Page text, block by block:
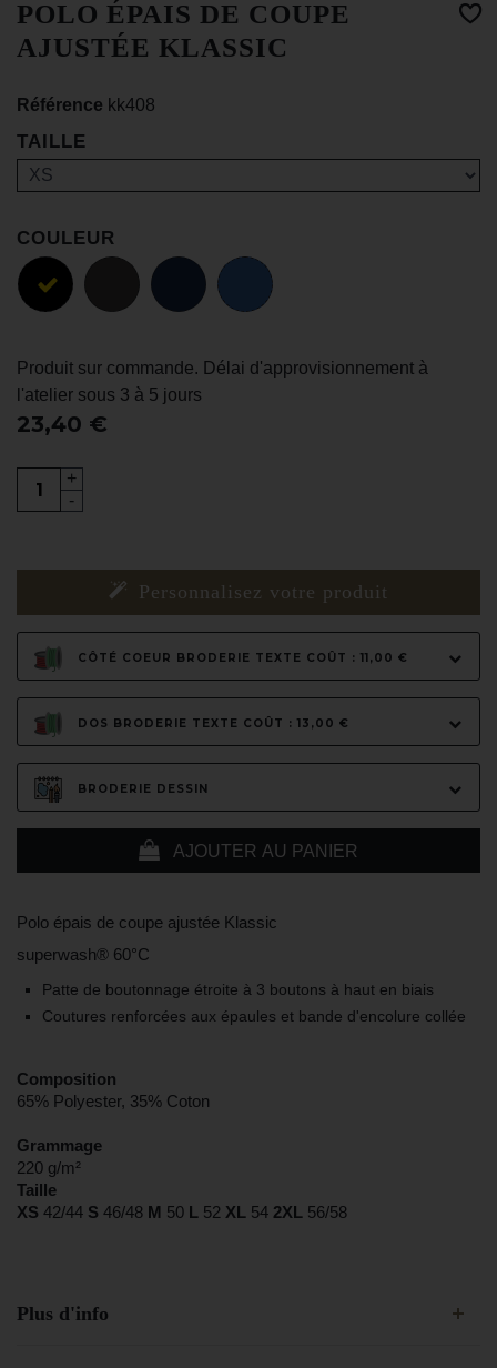
POLO ÉPAIS DE COUPE
AJUSTÉE KLASSIC
Référence kk408
Polo épais de coupe ajustée Klassic
superwash® 60°C
Patte de boutonnage étroite à 3 boutons à haut en biais
Coutures renforcées aux épaules et bande d'encolure collée
Composition
65% Polyester, 35% Coton
Grammage
220 g/m²
Taille
XS 42/44 S 46/48 M 50 L 52 XL 54 2XL 56/58
Personnalisez votre produit
CÔTÉ COEUR BRODERIE TEXTE COÛT : 11,00 €
DOS BRODERIE TEXTE COÛT : 13,00 €
BRODERIE DESSIN
AJOUTER AU PANIER
23,40 €
TAILLE
COULEUR
Produit sur commande. Délai d'approvisionnement à
l'atelier sous 3 à 5 jours
-
+
Plus d'info